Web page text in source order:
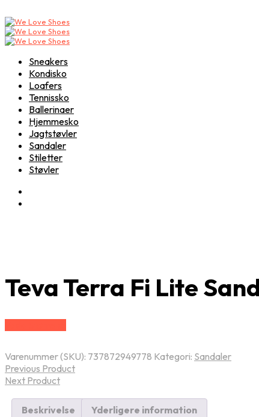
Sneakers
Kondisko
Loafers
Tennissko
Ballerinaer
Hjemmesko
Jagtstøvler
Sandaler
Stiletter
Støvler
Teva Terra Fi Lite
Varenummer (SKU): 737872949778 Kategori: Sandaler
Previous Product
Next Product
Beskrivelse Yderligere information